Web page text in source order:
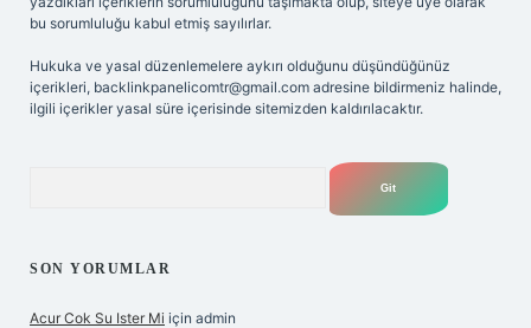
bu sorumluluğu kabul etmiş sayılırlar.
Hukuka ve yasal düzenlemelere aykırı olduğunu düşündüğünüz
içerikleri, backlinkpanelicomtr@gmail.com adresine bildirmeniz halinde,
ilgili içerikler yasal süre içerisinde sitemizden kaldırılacaktır.
SON YORUMLAR
Acur Cok Su Ister Mi için admin